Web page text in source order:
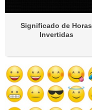
Significado de Horas
Invertidas